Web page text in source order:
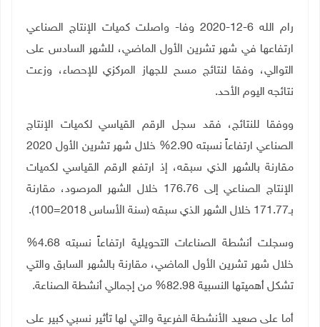
رام الله 6-12-2020 وفا- واصلت كميات الإنتاج الصناعي
ارتفاعها في شهر تشرين الأول الماضي، للشهر السادس على
التوالي، وفقا لنتائج مسح للجهاز المركزي للإحصاء، وزعت
نتائجه اليوم الأحد.
ووفقا للنتائج، فقد سجل الرقم القياسي لكميات الإنتاج
الصناعي ارتفاعاً نسبته 2.90% خلال شهر تشرين الأول 2020
مقارنة بالشهر الذي سبقه، إذ ارتفع الرقم القياسي لكميات
الإنتاج الصناعي إلى 176.76 خلال الشهر المرصود، مقارنة
بـ171.77 خلال الشهر الذي سبقه (سنة الأساس 2018=100).
وسجلت أنشطة الصناعات التحويلية ارتفاعاً نسبته 4.68%
خلال شهر تشرين الأول الماضي، مقارنة بالشهر السابق والتي
تشكل أهميتها النسبية 82.98% من إجمالي أنشطة الصناعة.
أما على صعيد الأنشطة الفرعية والتي لها تأثير نسبي كبير على